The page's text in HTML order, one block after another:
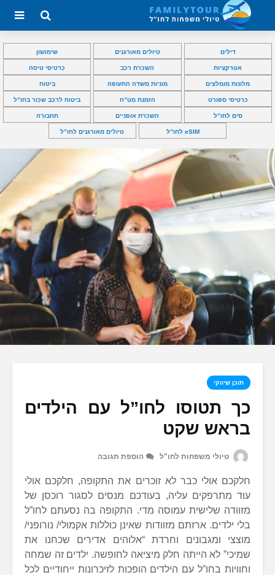
דילים טיולים מאורגנים שימושון
אטרקציות השכרת רכב כרטיסי טיסה
מלונות מומלצים מוניות משדה התעופה ביטוח
כרטיסי ספורט הזמנת מט”ח ביטוח לרכב שכור בחו”ל
סים לחו”ל השכרת אופניים תחבורה
eSIM לחו”ל טיולים מאורגנים לחו”ל
תוכן שיווקי
כך תטוסו לחו”ל עם הילדים
בראש שקט
טיולי משפחות לחו"ל הוספת תגובה
חלקכם אולי כבר לא זוכרים את התקופה, חלקכם אולי
עוד מתרפקים עליה, בעודכם מנסים לסגור רוכסן של
מזוודה שלישית עמוסה מדי. התקופה בה נסעתם לחו”ל
בלי ילדים. ארזתם מזוודות שאינן כוללות אקמולי/ נורופני/
מוצצי ומגבונים וחרדת “אלוהים אדירים שכחנו את
שמיכי” לא הייתה חלק מיציאה לחופשה. ילדים זה שמחה
וחוויות בחו”ל עם הילדים הופכות לזיכרונות ייחודיים לכל